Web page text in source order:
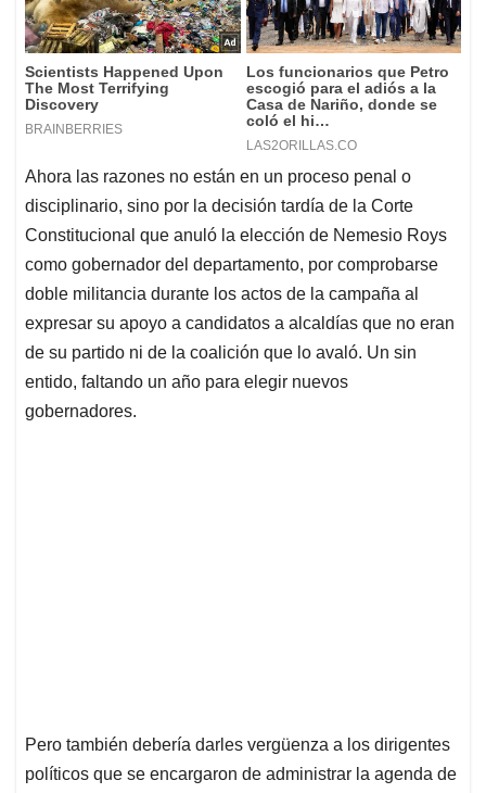
Ahora las razones no están en un proceso penal o
disciplinario, sino por la decisión tardía de la Corte
Constitucional que anuló la elección de Nemesio Roys
como gobernador del departamento, por comprobarse
doble militancia durante los actos de la campaña al
expresar su apoyo a candidatos a alcaldías que no eran
de su partido ni de la coalición que lo avaló. Un sin
entido, faltando un año para elegir nuevos
gobernadores.
Pero también debería darles vergüenza a los dirigentes
políticos que se encargaron de administrar la agenda de